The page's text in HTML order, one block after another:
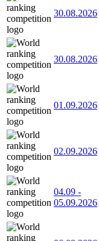
30.08.2026
30.08.2026
01.09.2026
02.09.2026
04.09 -
05.09.2026